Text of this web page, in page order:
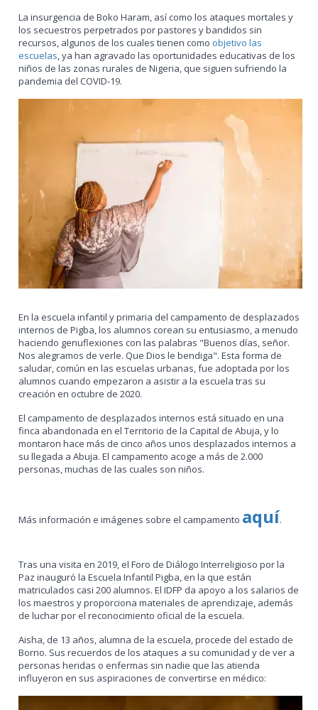
La insurgencia de Boko Haram, así como los ataques mortales y
los secuestros perpetrados por pastores y bandidos sin
recursos, algunos de los cuales tienen como objetivo las
escuelas, ya han agravado las oportunidades educativas de los
niños de las zonas rurales de Nigeria, que siguen sufriendo la
pandemia del COVID-19.
En la escuela infantil y primaria del campamento de desplazados
internos de Pigba, los alumnos corean su entusiasmo, a menudo
haciendo genuflexiones con las palabras "Buenos días, señor.
Nos alegramos de verle. Que Dios le bendiga". Esta forma de
saludar, común en las escuelas urbanas, fue adoptada por los
alumnos cuando empezaron a asistir a la escuela tras su
creación en octubre de 2020.
El campamento de desplazados internos está situado en una
finca abandonada en el Territorio de la Capital de Abuja, y lo
montaron hace más de cinco años unos desplazados internos a
su llegada a Abuja. El campamento acoge a más de 2.000
personas, muchas de las cuales son niños.
Más información e imágenes sobre el campamento aquí.
Tras una visita en 2019, el Foro de Diálogo Interreligioso por la
Paz inauguró la Escuela Infantil Pigba, en la que están
matriculados casi 200 alumnos. El IDFP da apoyo a los salarios de
los maestros y proporciona materiales de aprendizaje, además
de luchar por el reconocimiento oficial de la escuela.
Aisha, de 13 años, alumna de la escuela, procede del estado de
Borno. Sus recuerdos de los ataques a su comunidad y de ver a
personas heridas o enfermas sin nadie que las atienda
influyeron en sus aspiraciones de convertirse en médico: